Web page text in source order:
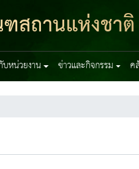
ถานแห่งชาติ
บหน่วยงาน ข่าวและกิจกรรม ค